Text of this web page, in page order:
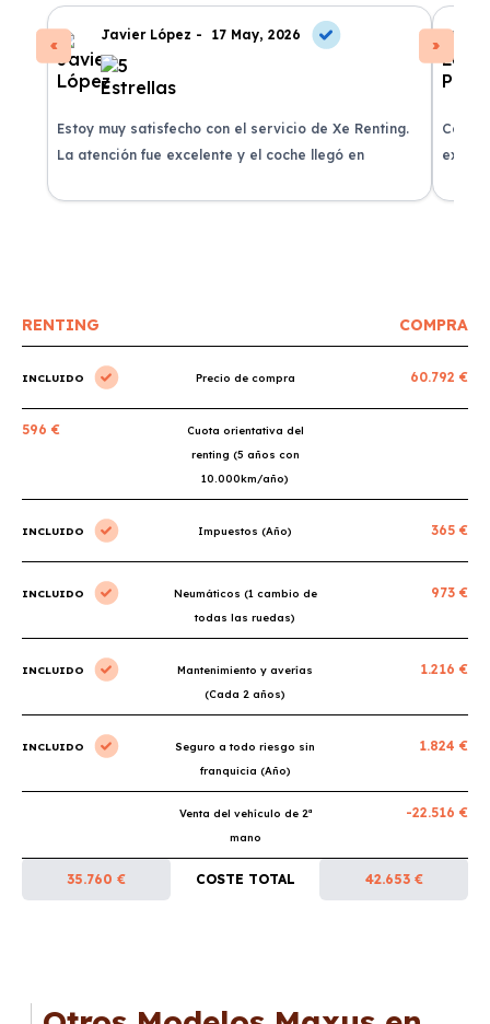
Javier López - 17 May, 2026
Estoy muy satisfecho con el servicio de Xe Renting.
La atención fue excelente y el coche llegó en
RENTING COMPRA
INCLUIDO Precio de compra 60.792 €
596 €
Cuota orientativa del
renting (5 años con
10.000km/año)
INCLUIDO Impuestos (Año) 365 €
INCLUIDO
Neumáticos (1 cambio de
todas las ruedas)
973 €
INCLUIDO
Mantenimiento y averías
(Cada 2 años)
1.216 €
INCLUIDO
Seguro a todo riesgo sin
franquicia (Año)
1.824 €
Venta del vehículo de 2ª
mano
-22.516 €
35.760 € COSTE TOTAL 42.653 €